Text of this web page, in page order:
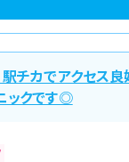
チカでアクセス
ックです◎